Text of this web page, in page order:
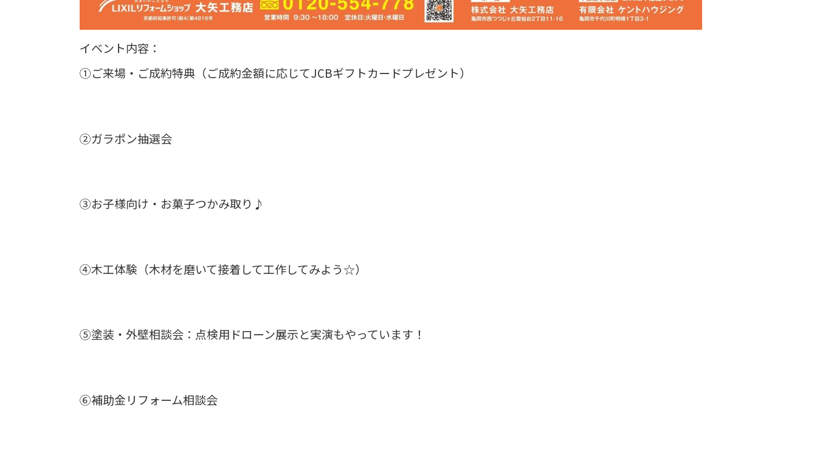
イベント内容：
①ご来場・ご成約特典（ご成約金額に応じてJCBギフトカードプレゼント）
②ガラポン抽選会
③お子様向け・お菓子つかみ取り♪
④木工体験（木材を磨いて接着して工作してみよう☆）
⑤塗装・外壁相談会：点検用ドローン展示と実演もやっています！
⑥補助金リフォーム相談会